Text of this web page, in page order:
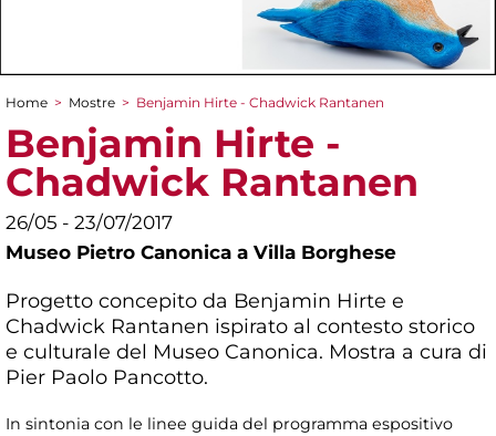
Tu sei qui
Home > Mostre > Benjamin Hirte - Chadwick Rantanen
Benjamin Hirte -
Chadwick Rantanen
26/05 - 23/07/2017
Museo Pietro Canonica a Villa Borghese
Progetto concepito da Benjamin Hirte e
Chadwick Rantanen ispirato al contesto storico
e culturale del Museo Canonica. Mostra a cura di
Pier Paolo Pancotto.
In sintonia con le linee guida del programma espositivo